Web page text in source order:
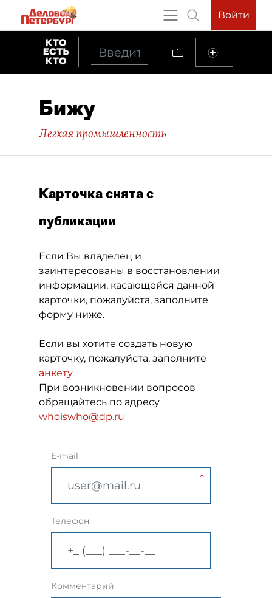
Войти
Бижу
Легкая промышленность
Карточка снята с
публикации
Если Вы владелец и
заинтересованы в восстановлении
информации, касающейся данной
карточки, пожалуйста, заполните
форму ниже.
Если вы хотите создать новую
карточку, пожалуйста, заполните
анкету
При возникновении вопросов
обращайтесь по адресу
whoiswho@dp.ru
E-mail
Телефон
Комментарий